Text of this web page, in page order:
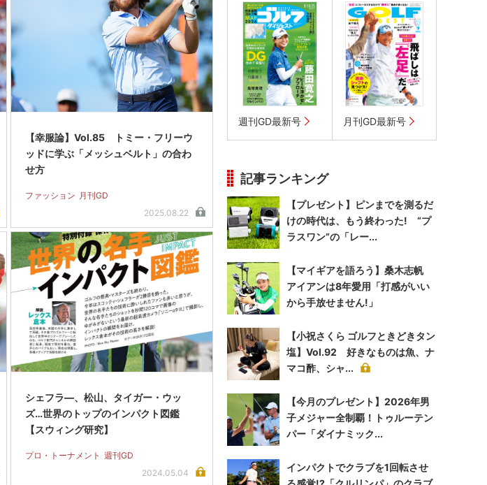
【幸服論】Vol.85 トミー・フリーウ
ッドに学ぶ「メッシュベルト」の合わ
せ方
ファッション 月刊GD
2025.08.22
シェフラ―、松山、タイガー・ウッ
ズ…世界のトップのインパクト図鑑
【スウィング研究】
プロ・トーナメント 週刊GD
2024.05.04
週刊GD最新号 月刊GD最新号
記事ランキング
【プレゼント】ピンまでを測るだ
けの時代は、もう終わった! “プ
ラスワン”の「レー...
【マイギアを語ろう】桑木志帆
アイアンは8年愛用「打感がいい
から手放せません!」
【小祝さくら ゴルフときどきタン
塩】Vol.92 好きなものは魚、ナ
マコ酢、シャ...
【今月のプレゼント】2026年男
子メジャー全制覇！トゥルーテン
パー「ダイナミック...
インパクトでクラブを1回転させ